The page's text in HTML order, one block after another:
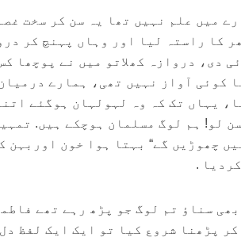
میں علم نہیں تھا یہ سن کر سخت
کا راستہ لیا اور وہاں پہنچ کر
دی، دروازہ کھلاتو میں نے پوچھا
کوئی آواز نہیں تھی، ہمارے
یہاں تک کہ وہ لہولہان ہوگئے
لو! ہم لوگ مسلمان ہوچکے ہیں.
چھوڑیں گے“ بہتا ہوا خون اوربہن
.
بھی سناؤ تم لوگ جو پڑھ رہے تھے
کر پڑھنا شروع کیا تو ایک ایک لفظ